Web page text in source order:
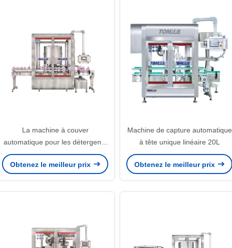
La machine à couver
automatique pour les détergents
de linge 4 / 6 / 8 têtes Haute
vitesse
Obtenez le meilleur prix
Machine de capture automatique
à tête unique linéaire 20L
Obtenez le meilleur prix